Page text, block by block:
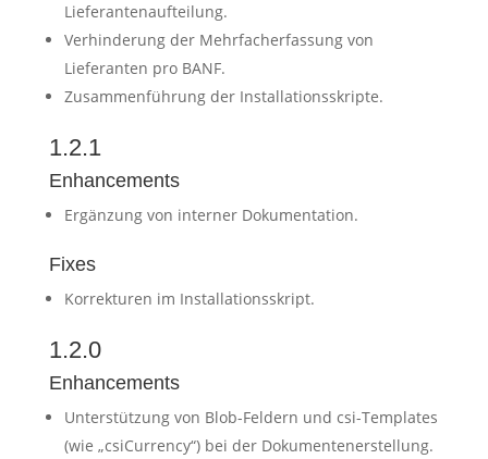
Lieferantenaufteilung.
Verhinderung der Mehrfacherfassung von
Lieferanten pro BANF.
Zusammenführung der Installationsskripte.
1.2.1
Enhancements
Ergänzung von interner Dokumentation.
Fixes
Korrekturen im Installationsskript.
1.2.0
Enhancements
Unterstützung von Blob-Feldern und csi-Templates
(wie „csiCurrency“) bei der Dokumentenerstellung.